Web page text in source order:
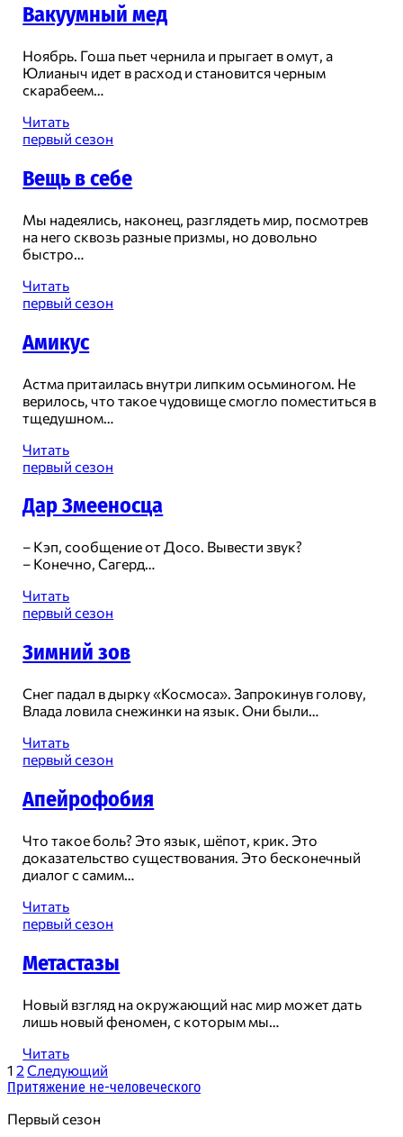
Вакуумный мед
Ноябрь. Гоша пьет чернила и прыгает в омут, а
Юлианыч идет в расход и становится черным
скарабеем…
ЧитатьВакуумный
мед
первый сезон
Вещь в себе
Мы надеялись, наконец, разглядеть мир, посмотрев
на него сквозь разные призмы, но довольно
быстро…
ЧитатьВещь
в
первый сезон
Амикус
Астма притаилась внутри липким осьминогом. Не
верилось, что такое чудовище смогло поместиться в
тщедушном…
ЧитатьАмикус
первый сезон
Дар Змееносца
– Кэп, сообщение от Досо. Вывести звук?
– Конечно, Сагерд…
ЧитатьДар
Змееносца
первый сезон
Зимний зов
Снег падал в дырку «Космоса». Запрокинув голову,
Влада ловила снежинки на язык. Они были…
ЧитатьЗимний
зов
первый сезон
Апейрофобия
Что такое боль? Это язык, шёпот, крик. Это
доказательство существования. Это бесконечный
диалог с самим…
ЧитатьАпейрофобия
первый сезон
Метастазы
Новый взгляд на окружающий нас мир может дать
лишь новый феномен, с которым мы…
ЧитатьМетастазы
Пагинация
записей
1 2 Следующий
Притяжение не-человеческого
Первый сезон